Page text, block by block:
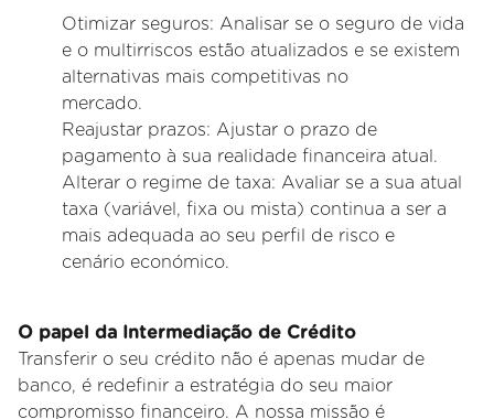
Otimizar seguros: Analisar se o seguro de vida
e o multirriscos estão atualizados e se existem
alternativas mais competitivas no
mercado.
Reajustar prazos: Ajustar o prazo de
pagamento à sua realidade financeira atual.
Alterar o regime de taxa: Avaliar se a sua atual
taxa (variável, fixa ou mista) continua a ser a
mais adequada ao seu perfil de risco e
cenário económico.
O papel da Intermediação de Crédito
Transferir o seu crédito não é apenas mudar de
banco, é redefinir a estratégia do seu maior
compromisso financeiro. A nossa missão é